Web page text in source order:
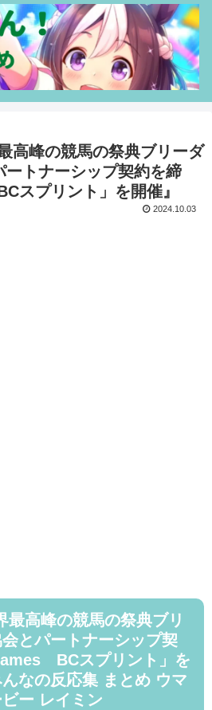
高峰の競馬の祭典ブリーダ
ートナーシップ契約を締
スプリント」を開催』
2024.10.03
最高峰の競馬の祭典ブリ
とパートナーシップ契
BCスプリント」を
なの反応集 まとめ ウマ
ー レイミン